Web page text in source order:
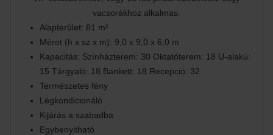
vacsorákhoz alkalmas.
Alapterület: 81 m²
Méret (h x sz x m): 9,0 x 9,0 x 6,0 m
Kapacitás: Színházterem: 30 Oktatóterem: 18 U-alakú:
15 Tárgyaló: 18 Bankett: 18 Recepció: 32
Természetes fény
Légkondicionáló
Kijárás a szabadba
Egybenyitható